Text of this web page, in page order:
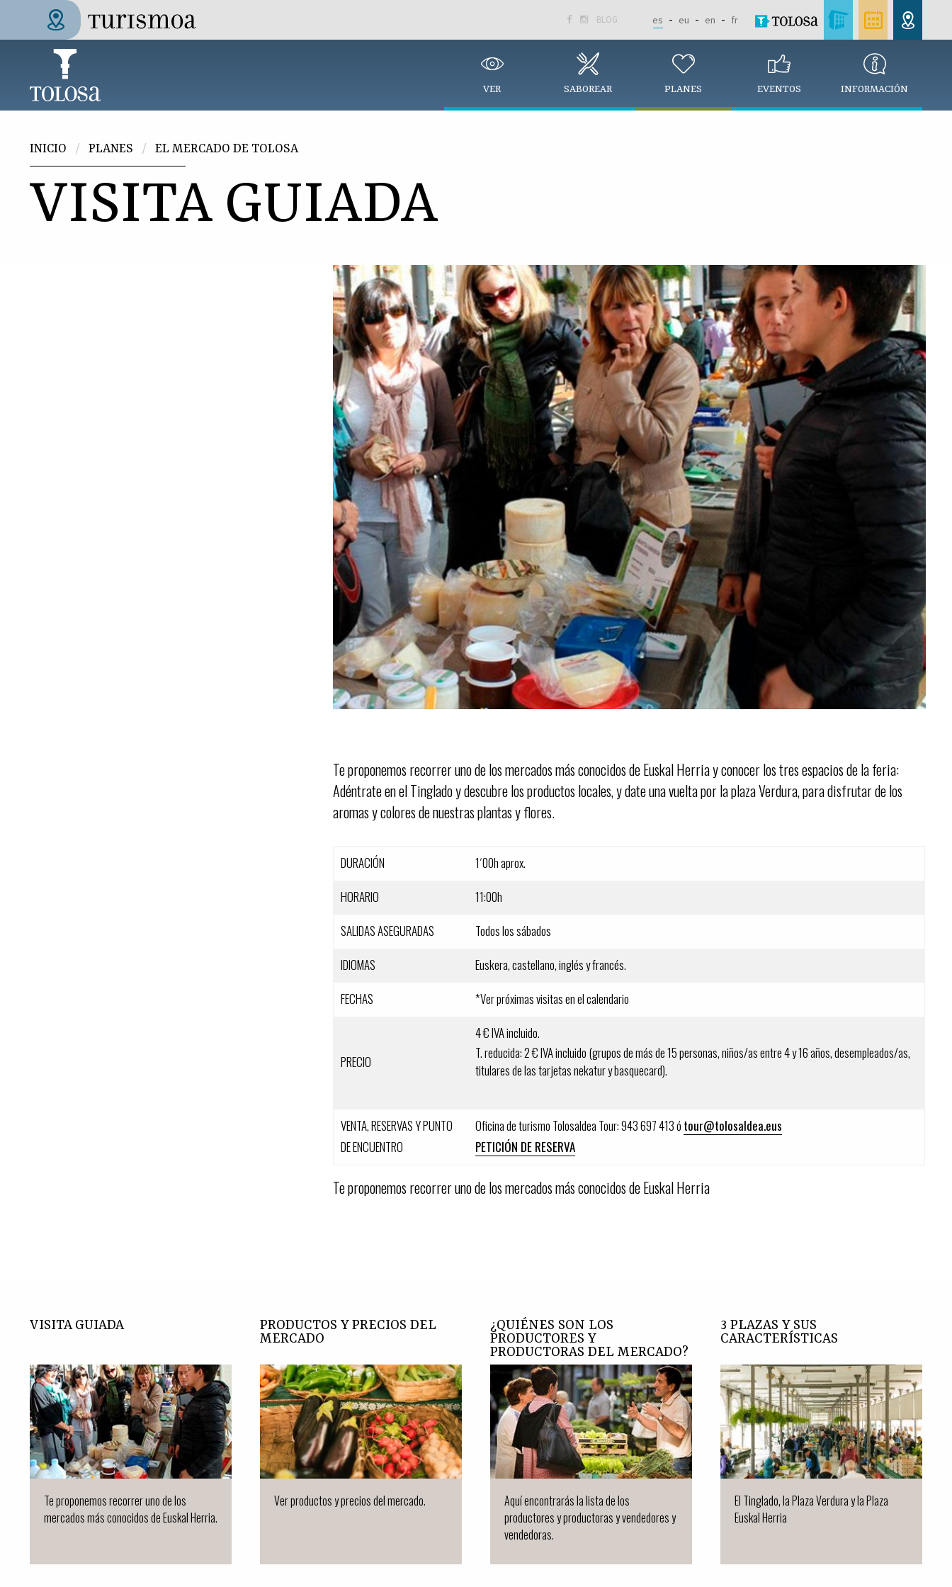
Pasar al contenido principal
Tolosa Turismoa
  BLOG es eu en fr
VER SABOREAR PLANES EVENTOS INFORMACIÓN
INICIO PLANES EL MERCADO DE TOLOSA
VISITA GUIADA
Te proponemos recorrer uno de los mercados más conocidos de Euskal Herria y conocer los tres espacios de la feria:
Adéntrate en el Tinglado y descubre los productos locales, y date una vuelta por la plaza Verdura, para disfrutar de los
aromas y colores de nuestras plantas y flores.
DURACIÓN
1´00h aprox.
HORARIO
11:00h
SALIDAS ASEGURADAS
Todos los sábados
IDIOMAS
Euskera, castellano, inglés y francés.
FECHAS
*Ver próximas visitas en el calendario
PRECIO
4 € IVA incluido.
T. reducida: 2 € IVA incluido (grupos de más de 15 personas, niños/as entre 4 y 16 años, desempleados/as,
titulares de las tarjetas nekatur y basquecard).
VENTA, RESERVAS Y PUNTO
DE ENCUENTRO
Oficina de turismo Tolosaldea Tour: 943 697 413 ó tour@tolosaldea.eus
PETICIÓN DE RESERVA
Te proponemos recorrer uno de los mercados más conocidos de Euskal Herria
VISITA GUIADA
Te proponemos recorrer uno de los
mercados más conocidos de Euskal Herria.
PRODUCTOS Y PRECIOS DEL
MERCADO
Ver productos y precios del mercado.
¿QUIÉNES SON LOS
PRODUCTORES Y
PRODUCTORAS DEL MERCADO?
Aquí encontrarás la lista de los
productores y productoras y vendedores y
vendedoras.
3 PLAZAS Y SUS
CARACTERÍSTICAS
El Tinglado, la Plaza Verdura y la Plaza
Euskal Herria